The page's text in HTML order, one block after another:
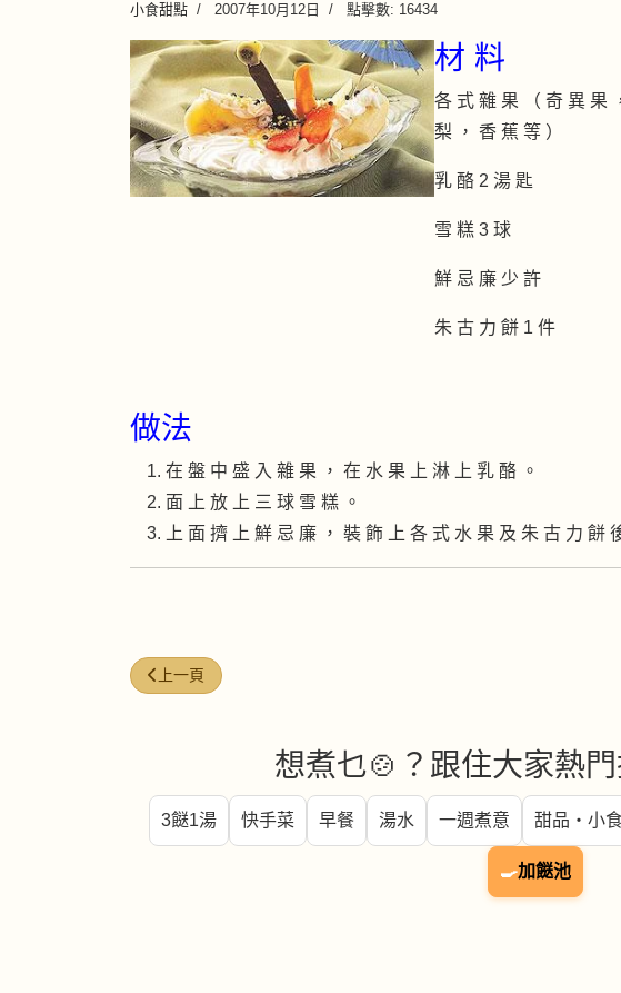
小食甜點 2007年10月12日 點擊數: 16434
材 料
各 式 雜 果 （ 奇 異 果
梨 ， 香 蕉 等 ）
乳 酪 2 湯 匙
雪 糕 3 球
鮮 忌 廉 少 許
朱 古 力 餅 1 件
做法
在 盤 中 盛 入 雜 果 ， 在 水 果 上 淋 上 乳 酪 。
面 上 放 上 三 球 雪 糕 。
上 面 擠 上 鮮 忌 廉 ， 裝 飾 上 各 式 水 果 及 朱 古 力 餅
上一篇文章: 香炸提子乾冬甩
上一頁
想煮乜🍲？跟住大家熱
3餸1湯 快手菜 早餐 湯水 一週煮意 甜品・小
🍳加餸池